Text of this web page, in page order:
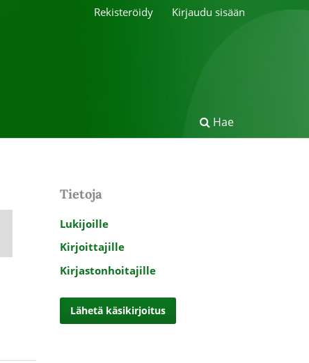
Hae
Rekisteröidy Kirjaudu sisään
Tietoja
Lukijoille
Kirjoittajille
Kirjastonhoitajille
Lähetä käsikirjoitus